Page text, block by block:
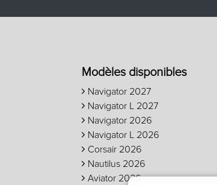
Modèles disponibles
Navigator 2027
Navigator L 2027
Navigator 2026
Navigator L 2026
Corsair 2026
Nautilus 2026
Aviator 2026